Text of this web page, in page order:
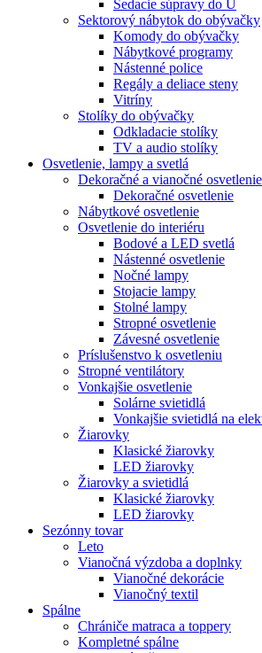
Sedacie súpravy do U
Sektorový nábytok do obývačky
Komody do obývačky
Nábytkové programy
Nástenné police
Regály a deliace steny
Vitríny
Stolíky do obývačky
Odkladacie stolíky
TV a audio stolíky
Osvetlenie, lampy a svetlá
Dekoračné a vianočné osvetlenie
Dekoračné osvetlenie
Nábytkové osvetlenie
Osvetlenie do interiéru
Bodové a LED svetlá
Nástenné osvetlenie
Nočné lampy
Stojacie lampy
Stolné lampy
Stropné osvetlenie
Závesné osvetlenie
Príslušenstvo k osvetleniu
Stropné ventilátory
Vonkajšie osvetlenie
Solárne svietidlá
Vonkajšie svietidlá na
Žiarovky
Klasické žiarovky
LED žiarovky
Žiarovky a svietidlá
Klasické žiarovky
LED žiarovky
Sezónny tovar
Leto
Vianočná výzdoba a doplnky
Vianočné dekorácie
Vianočný textil
Spálne
Chrániče matraca a toppery
Kompletné spálne